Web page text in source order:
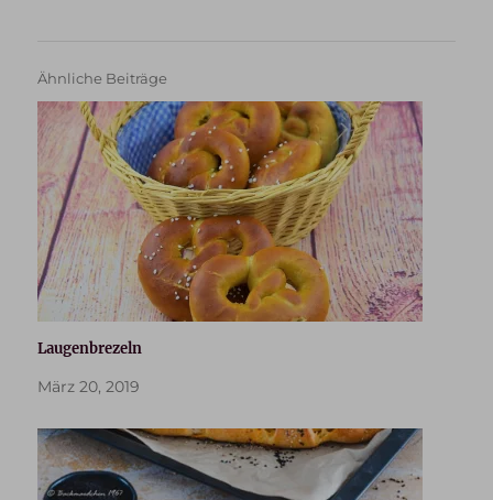
Ähnliche Beiträge
Laugenbrezeln
März 20, 2019